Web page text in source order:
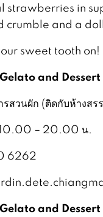
strawberries in
crumble and a
sweet tooth on!
and
รสวนผัก (ติดกับห้างส
10.00 – 20.00 น.
6262
and